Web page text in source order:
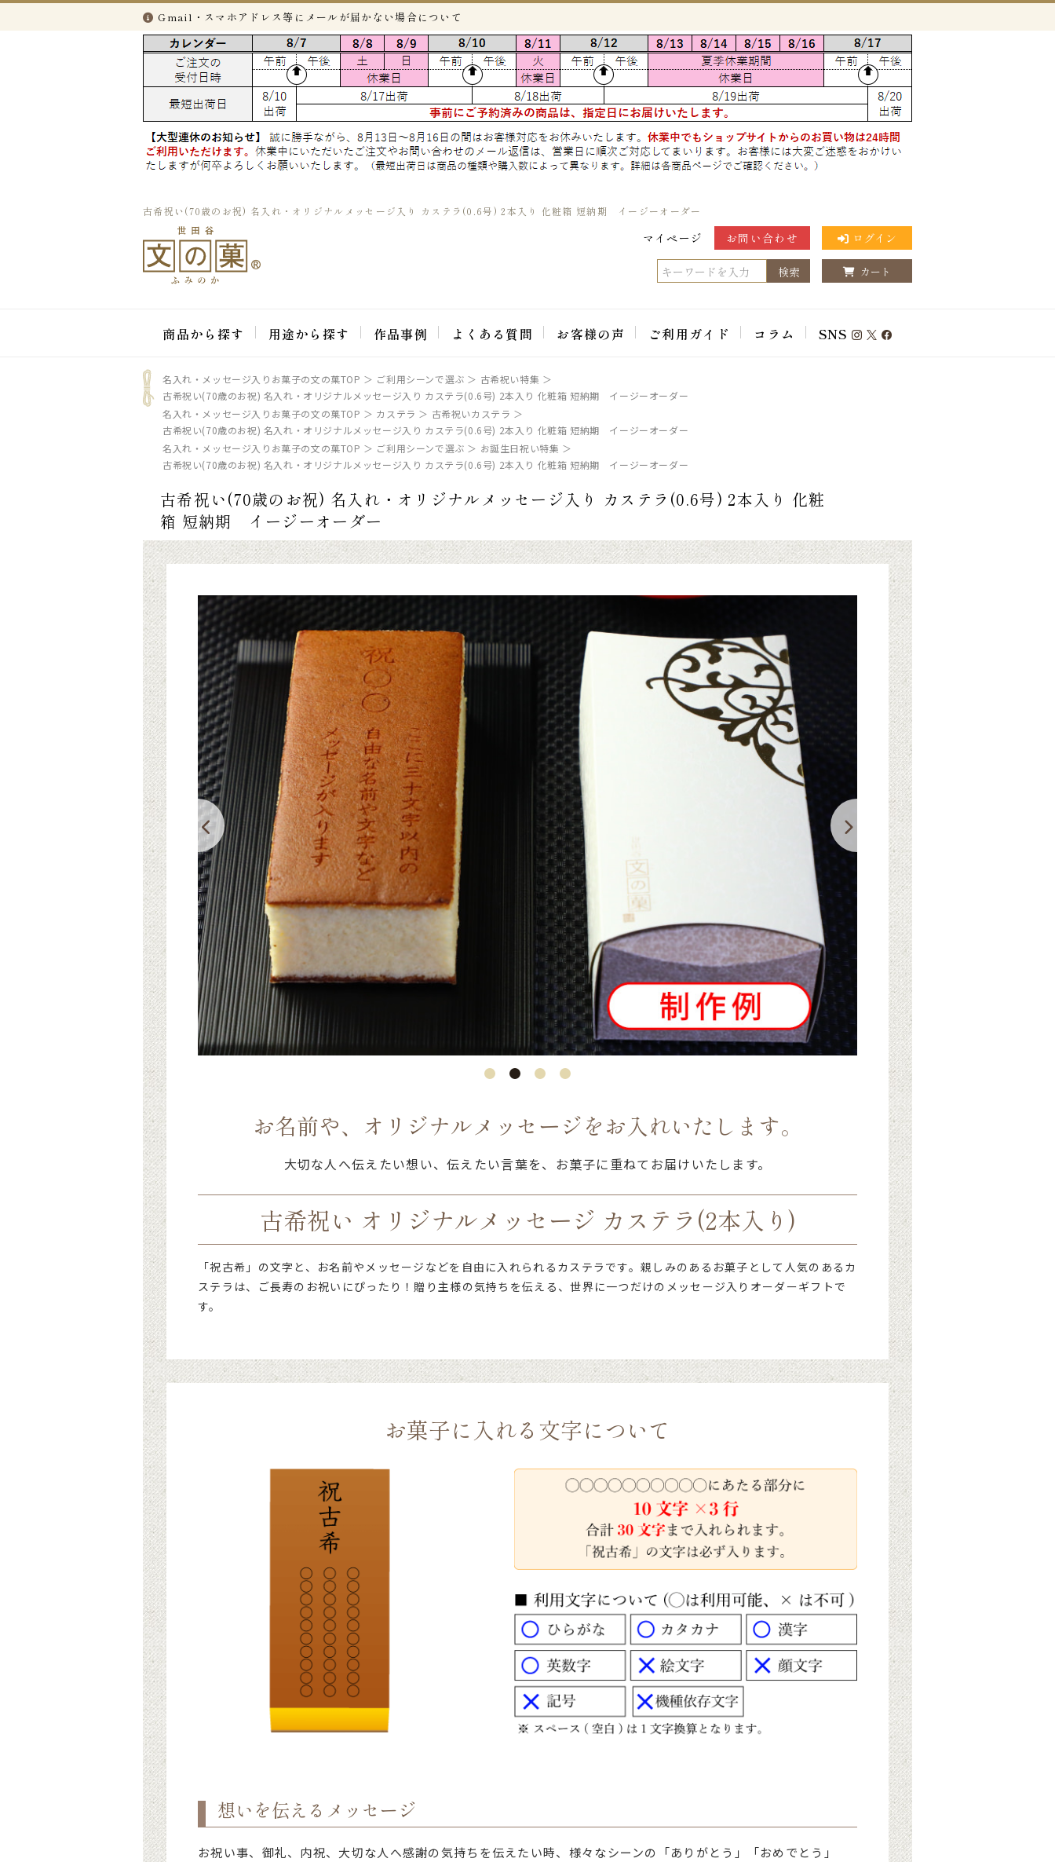
Gmail・スマホアドレス等にメールが届かない場合について
古希祝い(70歳のお祝) 名入れ・オリジナルメッセージ入り カステラ(0.6号) 2本入り 化粧箱 短納期 イージーオーダー
マイページ お問い合わせ ログイン
検索 カート
商品から探す 用途から探す 作品事例 よくある質問 お客様の声 ご利用ガイド コラム SNS
名入れ・メッセージ入りお菓子の文の菓TOP ご利用シーンで選ぶ
古希祝い特集
古希祝い(70歳のお祝) 名入れ・オリジナルメッセージ入り カステラ(0.6号) 2本入り 化粧箱 短納期 イージーオーダー
名入れ・メッセージ入りお菓子の文の菓TOP
カステラ
古希祝いカステラ
古希祝い(70歳のお祝) 名入れ・オリジナルメッセージ入り カステラ(0.6号) 2本入り 化粧箱 短納期 イージーオーダー
名入れ・メッセージ入りお菓子の文の菓TOP
ご利用シーンで選ぶ
お誕生日祝い特集
古希祝い(70歳のお祝) 名入れ・オリジナルメッセージ入り カステラ(0.6号) 2本入り 化粧箱 短納期 イージーオーダー
古希祝い(70歳のお祝) 名入れ・オリジナルメッセージ入り カステラ(0.6号) 2本入り 化粧
箱 短納期 イージーオーダー
お名前や、オリジナルメッセージをお入れいたします。
大切な人へ伝えたい想い、伝えたい言葉を、お菓子に重ねてお届けいたします。
古希祝い オリジナルメッセージ カステラ(2本入り)
「祝古希」の文字と、お名前やメッセージなどを自由に入れられるカステラです。親しみのあるお菓子として人気のあるカ
ステラは、ご長寿のお祝いにぴったり！贈り主様の気持ちを伝える、世界に一つだけのメッセージ入りオーダーギフトで
す。
お菓子に入れる文字について
想いを伝えるメッセージ
お祝い事、御礼、内祝、大切な人へ感謝の気持ちを伝えたい時、様々なシーンの「ありがとう」「おめでとう」